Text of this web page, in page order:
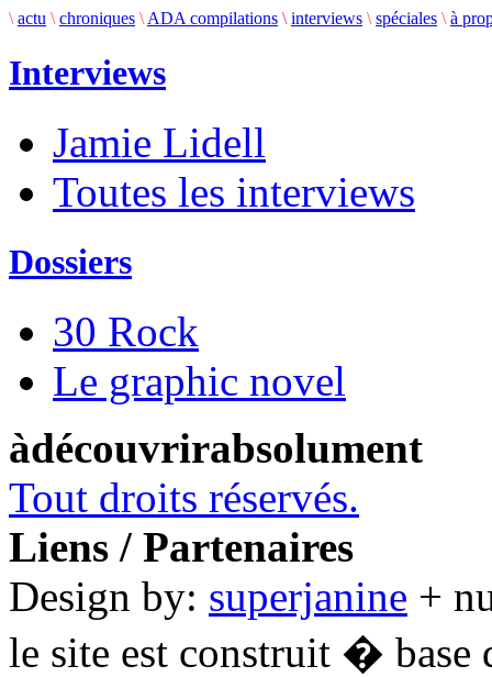
\ actu \ chroniques \ ADA compilations \ interviews \ spéciales \ à
Interviews
Jamie Lidell
Toutes les interviews
Dossiers
30 Rock
Le graphic novel
àdécouvrirabsolument
Tout droits réservés.
Liens / Partenaires
Design by: superjanine +
le site est construit � base